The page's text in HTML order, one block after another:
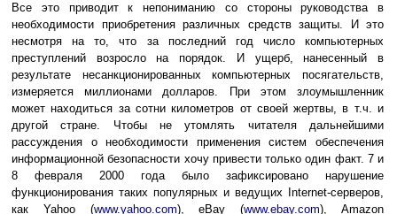
Все это приводит к непониманию со стороны руководства в
необходимости приобретения различных средств защиты. И это
несмотря на то, что за последний год число компьютерных
преступлений возросло на порядок. И ущерб, нанесенный в
результате несанкционированных компьютерных посягательств,
измеряется миллионами долларов. При этом злоумышленник
может находиться за сотни километров от своей жертвы, в т.ч. и
другой стране. Чтобы не утомлять читателя дальнейшими
рассуждения о необходимости применения систем обеспечения
информационной безопасности хочу привести только один факт. 7 и
8 февраля 2000 года было зафиксировано нарушение
функционирования таких популярных и ведущих Internet-серверов,
как Yahoo (www.yahoo.com), eBay (www.ebay.com), Amazon